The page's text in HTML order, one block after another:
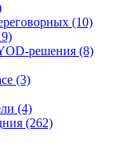
(10)
решения (8)
(3)
(4)
(262)